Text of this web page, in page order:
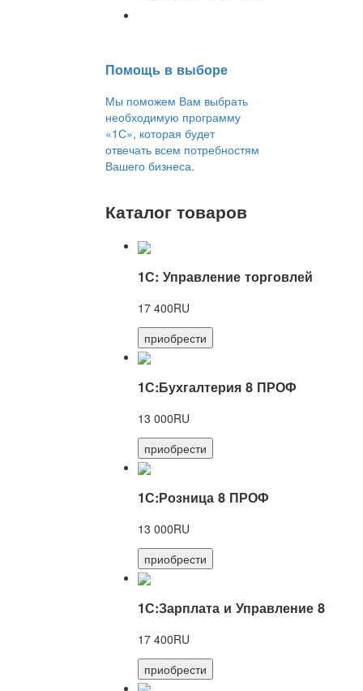
Помощь в выборе
Мы поможем Вам выбрать
необходимую программу
«1С», которая будет
отвечать всем потребностям
Вашего бизнеса.
Каталог товаров
1С: Управление торговлей
17 400RU
приобрести
1С:Бухгалтерия 8 ПРОФ
13 000RU
приобрести
1С:Розница 8 ПРОФ
13 000RU
приобрести
1С:Зарплата и Управление 8
17 400RU
приобрести